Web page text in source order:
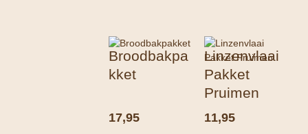
Broodbakpa
kket
17,95
Linzenvlaai
Pakket
Pruimen
11,95